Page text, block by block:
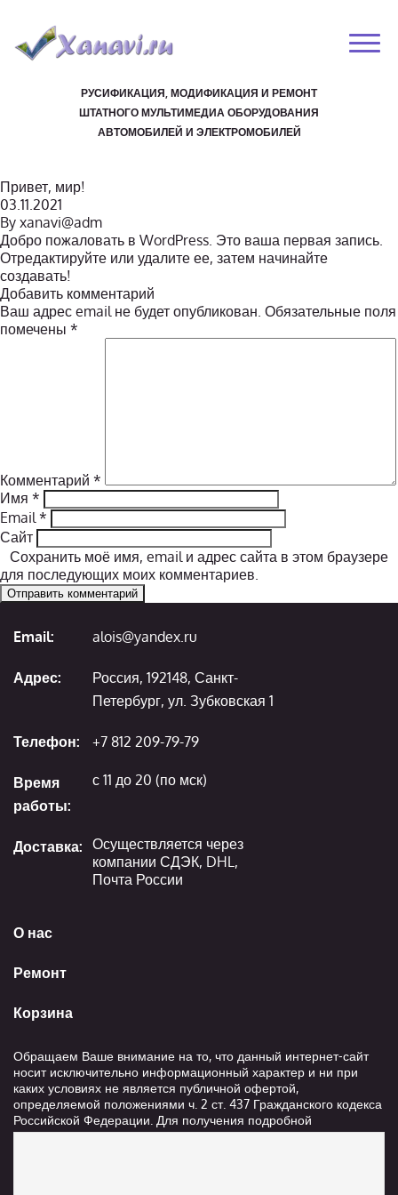
РУСИФИКАЦИЯ, МОДИФИКАЦИЯ И РЕМОНТ
ШТАТНОГО МУЛЬТИМЕДИА ОБОРУДОВАНИЯ
АВТОМОБИЛЕЙ И ЭЛЕКТРОМОБИЛЕЙ
Привет, мир!
03.11.2021
By xanavi@adm
Добро пожаловать в WordPress. Это ваша первая запись.
Отредактируйте или удалите ее, затем начинайте
создавать!
Добавить комментарий
Ваш адрес email не будет опубликован. Обязательные поля
помечены *
Комментарий *
Имя *
Email*
Сайт
Сохранить моё имя, email и адрес сайта в этом браузере
для последующих моих комментариев.
О нас
Ремонт
Корзина
Email: alois@yandex.ru
Адрес:
Россия, 192148, Санкт-
Петербург, ул. Зубковская 1
Телефон: +7 812 209-79-79
Время
работы:
с 11 до 20 (по мск)
Доставка: Осуществляется через
компании СДЭК, DHL,
Почта России
Обращаем Ваше внимание на то, что данный интернет-сайт
носит исключительно информационный характер и ни при
каких условиях не является публичной офертой,
определяемой положениями ч. 2 ст. 437 Гражданского кодекса
Российской Федерации. Для получения подробной
информации о стоимости и сроках выполнения услуг,